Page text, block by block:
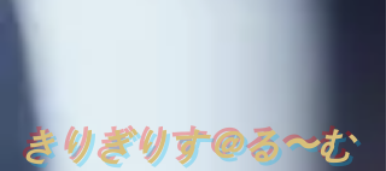
きりぎりす＠る〜む